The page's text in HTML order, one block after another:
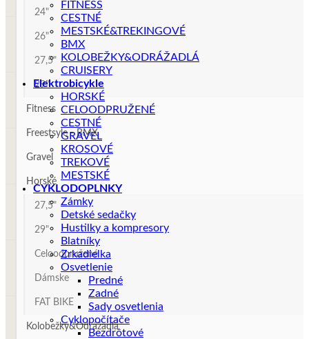
FITNESS
CESTNÉ
MESTSKÉ&TREKINGOVÉ
BMX
KOLOBEŽKY&ODRÁŽADLÁ
CRUISERY
Elektrobicykle
HORSKÉ
CELOODPRUŽENÉ
CESTNÉ
GRAVEL
KROSOVÉ
TREKOVÉ
MESTSKÉ
CYKLODOPLNKY
Zámky
Detské sedačky
Hustilky a kompresory
Blatníky
Zrkadielka
Osvetlenie
Predné
Zadné
Sady osvetlenia
Cyklopočítače
Bezdrôtové
24"
26"
27,5"
29"
Fitness
Freestsyle - BMX
Gravel
Horské
27,5"
29"
Celoodpružené
Dámske
FAT BIKE
Kolobežky&Odrážadlá